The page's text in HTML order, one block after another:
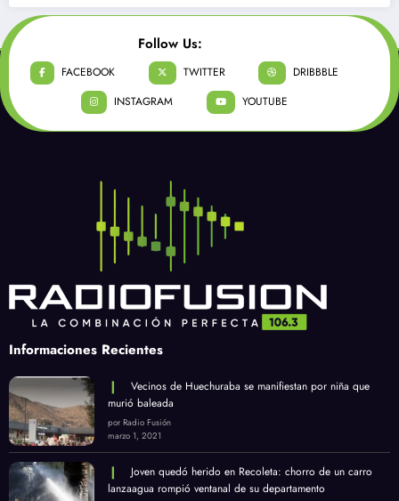
Follow Us:
FACEBOOK TWITTER
DRIBBBLE
INSTAGRAM
YOUTUBE
Informaciones Recientes
Vecinos de Huechuraba se manifiestan por niña que
murió baleada
por Radio Fusión
marzo 1, 2021
Joven quedó herido en Recoleta: chorro de un carro
lanzaagua rompió ventanal de su departamento